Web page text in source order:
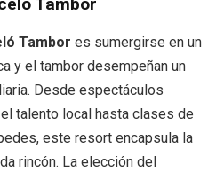
Tambor
Tambor es sumergirse en un
y el tambor desempeñan un
Desde espectáculos
talento local hasta clases de
este resort encapsula la
rincón. La elección del